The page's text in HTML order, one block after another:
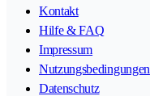
Kontakt
Hilfe & FAQ
Impressum
Nutzungsbedingungen
Datenschutz